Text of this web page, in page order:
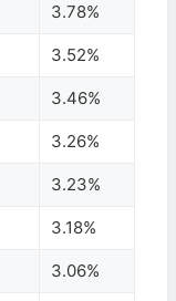
3.78%
3.52%
3.46%
3.26%
3.23%
3.18%
3.06%